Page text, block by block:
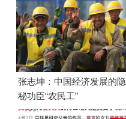
张志坤：中国经济发展的隐
秘功臣“农民工”